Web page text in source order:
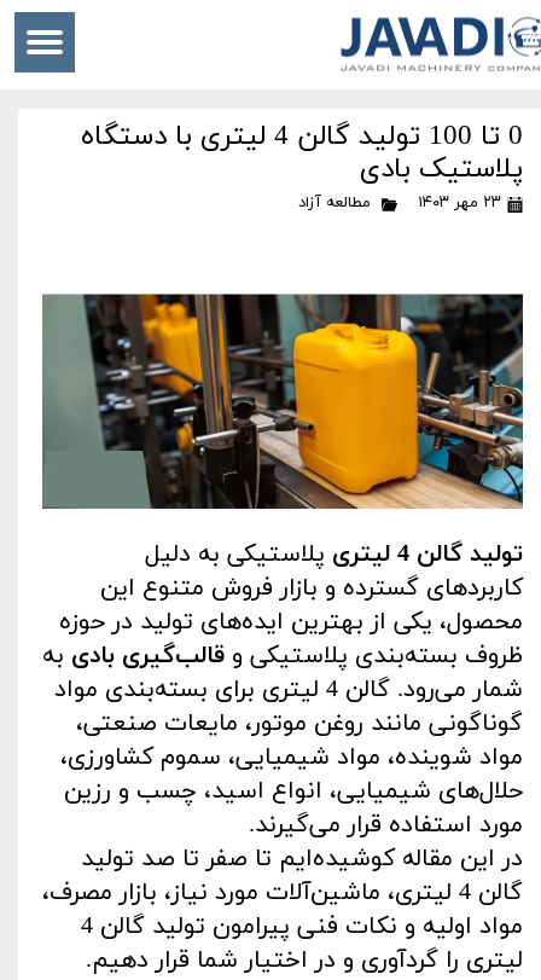
0 تا 100 تولید گالن 4 لیتری با دستگاه
پلاستیک بادی
۲۳ مهر ۱۴۰۳ مطالعه آزاد
تولید گالن 4 لیتری
پلاستیکی به دلیل
کاربردهای گسترده و بازار فروش متنوع این
محصول، یکی از بهترین ایده‌های تولید در حوزه
ظروف بسته‌بندی پلاستیکی و قالب‌گیری بادی به
شمار می‌رود. گالن 4 لیتری برای بسته‌بندی مواد
گوناگونی مانند روغن موتور، مایعات صنعتی،
مواد شوینده، مواد شیمیایی، سموم کشاورزی،
حلال‌های شیمیایی، انواع اسید، چسب و رزین
مورد استفاده قرار می‌گیرند.
در این مقاله کوشیده‌ایم تا صفر تا صد تولید
گالن 4 لیتری، ماشین‌آلات مورد نیاز، بازار مصرف،
مواد اولیه و نکات فنی پیرامون تولید گالن 4
لیتری را گردآوری و در اختیار شما قرار دهیم.